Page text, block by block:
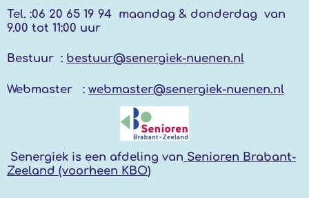
Tel. :06 20 65 19 94 maandag & donderdag van
9.00 tot 11:00 uur
Bestuur : bestuur@senergiek-nuenen.nl
Webmaster : webmaster@senergiek-nuenen.nl
Senergiek is een afdeling van Senioren Brabant-
Zeeland (voorheen KBO)